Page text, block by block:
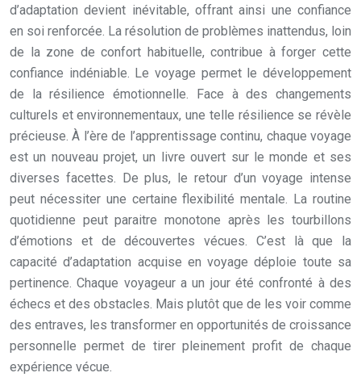
d’adaptation devient inévitable, offrant ainsi une confiance
en soi renforcée. La résolution de problèmes inattendus, loin
de la zone de confort habituelle, contribue à forger cette
confiance indéniable. Le voyage permet le développement
de la résilience émotionnelle. Face à des changements
culturels et environnementaux, une telle résilience se révèle
précieuse. À l’ère de l’apprentissage continu, chaque voyage
est un nouveau projet, un livre ouvert sur le monde et ses
diverses facettes. De plus, le retour d’un voyage intense
peut nécessiter une certaine flexibilité mentale. La routine
quotidienne peut paraitre monotone après les tourbillons
d’émotions et de découvertes vécues. C’est là que la
capacité d’adaptation acquise en voyage déploie toute sa
pertinence. Chaque voyageur a un jour été confronté à des
échecs et des obstacles. Mais plutôt que de les voir comme
des entraves, les transformer en opportunités de croissance
personnelle permet de tirer pleinement profit de chaque
expérience vécue.